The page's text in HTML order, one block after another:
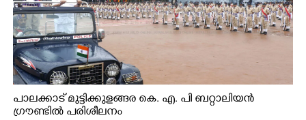
പാലക്കാട് മുട്ടിക്കുളങ്ങര കെ. എ. പി ബറ്റാലിയൻ
ഗ്രൗണ്ടിൽ പരിശീലനം